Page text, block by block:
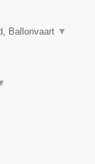
Ballonvaart ▼